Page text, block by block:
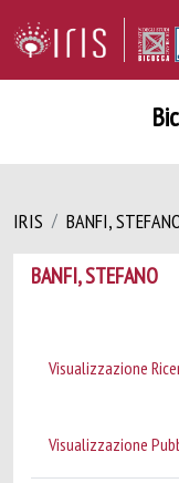
IRIS BANFI,
BANFI, STEFANO
Visualizzazione
Visualizzazione